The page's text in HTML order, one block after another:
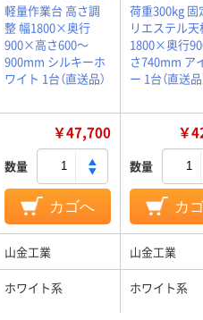
軽量作業台 高さ調
整 幅1800×奥行
900×高さ600～
900mm シルキーホ
ワイト 1台（直送品）
荷重300kg 固
リエステル天
1800×奥行
さ740mm ア
ー 1台（直送品
￥47,700
数量
カゴへ
￥
数量
カ
山金工業 山金工業
ホワイト系 ホワイト系